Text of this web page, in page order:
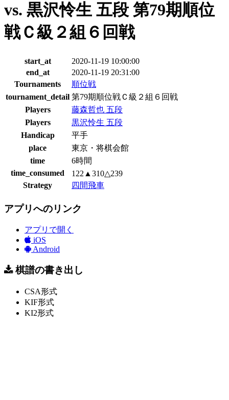
vs. 黒沢怜生 五段 第79期順位
戦Ｃ級２組６回戦
start_at
2020-11-19 10:00:00
end_at
2020-11-19 20:31:00
Tournaments
順位戦
tournament_detail 第79期順位戦Ｃ級２組６回戦
Players
藤森哲也 五段
Players
黒沢怜生 五段
Handicap
平手
place
東京・将棋会館
time
6時間
time_consumed
122▲310△239
Strategy
四間飛車
アプリへのリンク
アプリで開く
iOS
Android
棋譜の書き出し
CSA形式
KIF形式
KI2形式